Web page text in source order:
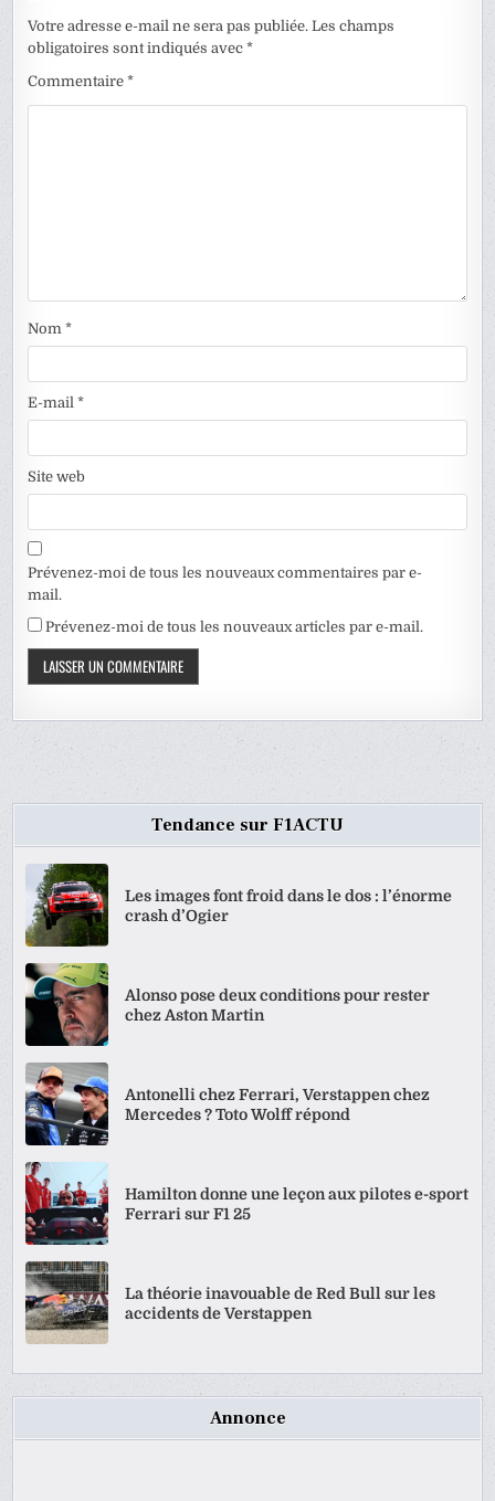
Votre adresse e-mail ne sera pas publiée. Les champs
obligatoires sont indiqués avec*
Commentaire*
Nom*
E-mail*
Site web
Prévenez-moi de tous les nouveaux commentaires par e-
mail.
Prévenez-moi de tous les nouveaux articles par e-mail.
Tendance sur F1ACTU
Les images font froid dans le dos : l’énorme
crash d’Ogier
Alonso pose deux conditions pour rester
chez Aston Martin
Antonelli chez Ferrari, Verstappen chez
Mercedes ? Toto Wolff répond
Hamilton donne une leçon aux pilotes e-sport
Ferrari sur F1 25
La théorie inavouable de Red Bull sur les
accidents de Verstappen
Annonce